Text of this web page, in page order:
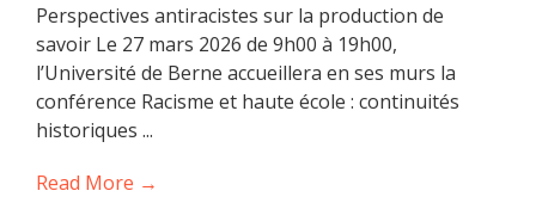
Perspectives antiracistes sur la production de
savoir Le 27 mars 2026 de 9h00 à 19h00,
l’Université de Berne accueillera en ses murs la
conférence Racisme et haute école : continuités
historiques ...
Read More →